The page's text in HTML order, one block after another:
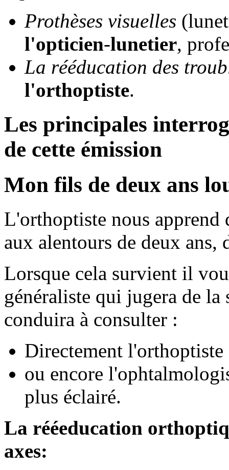
Prothèses visuelles
l'opticien-lunetier,
La rééducation des
l'orthoptiste.
Les principales
de cette émission
Mon fils de deux ans
L'orthoptiste nous
aux alentours de deux ans,
Lorsque cela survient il
généraliste qui jugera de
conduira à consulter :
Directement
ou encore
plus éclairé.
La rééeducation
axes: